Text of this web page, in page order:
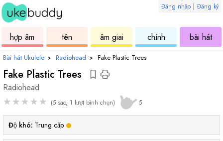
Đăng nhập | Đăng ký
hợp âm
ukulele
tên
hợp
âm giai
ukulele
chỉnh
ukulele
bài hát
Bài hát Ukulele › Radiohead › Fake Plastic Trees
Fake Plastic Trees
Radiohead
★★★★★ (5 sao, 1 lượt bình chọn) 5
Độ khó: Trung cấp